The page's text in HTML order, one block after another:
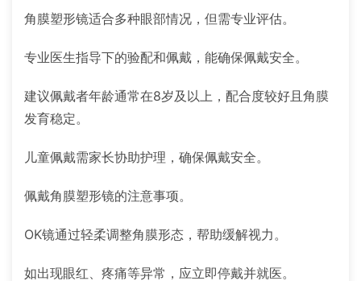
角膜塑形镜适合多种眼部情况，但需专业评估。
专业医生指导下的验配和佩戴，能确保佩戴安全。
建议佩戴者年龄通常在8岁及以上，配合度较好且角膜
发育稳定。
儿童佩戴需家长协助护理，确保佩戴安全。
佩戴角膜塑形镜的注意事项。
OK镜通过轻柔调整角膜形态，帮助缓解视力。
如出现眼红、疼痛等异常，应立即停戴并就医。